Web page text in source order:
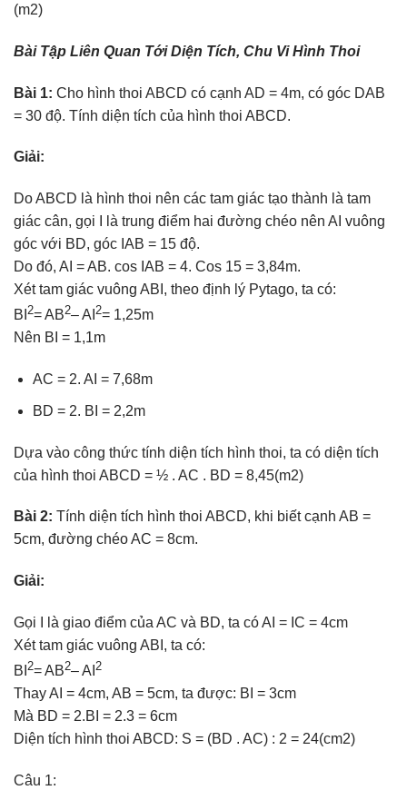
(m2)
Bài Tập Liên Quan Tới Diện Tích, Chu Vi Hình Thoi
Bài 1: Cho hình thoi ABCD có cạnh AD = 4m, có góc DAB
= 30 độ. Tính diện tích của hình thoi ABCD.
Giải:
Do ABCD là hình thoi nên các tam giác tạo thành là tam
giác cân, gọi I là trung điểm hai đường chéo nên AI vuông
góc với BD, góc IAB = 15 độ.
Do đó, AI = AB. cos IAB = 4. Cos 15 = 3,84m.
Xét tam giác vuông ABI, theo định lý Pytago, ta có:
BI 2= AB2– AI 2= 1,25m
Nên BI = 1,1m
AC = 2. AI = 7,68m
BD = 2. BI = 2,2m
Dựa vào công thức tính diện tích hình thoi, ta có diện tích
của hình thoi ABCD = ½ . AC . BD = 8,45(m2)
Bài 2: Tính diện tích hình thoi ABCD, khi biết cạnh AB =
5cm, đường chéo AC = 8cm.
Giải:
Gọi I là giao điểm của AC và BD, ta có AI = IC = 4cm
Xét tam giác vuông ABI, ta có:
BI 2= AB2– AI 2
Thay AI = 4cm, AB = 5cm, ta được: BI = 3cm
Mà BD = 2.BI = 2.3 = 6cm
Diện tích hình thoi ABCD: S = (BD . AC) : 2 = 24(cm2)
Câu 1: